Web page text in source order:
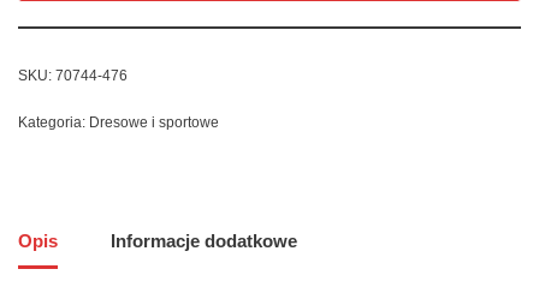
SKU: 70744-476
Kategoria: Dresowe i sportowe
Opis Informacje dodatkowe